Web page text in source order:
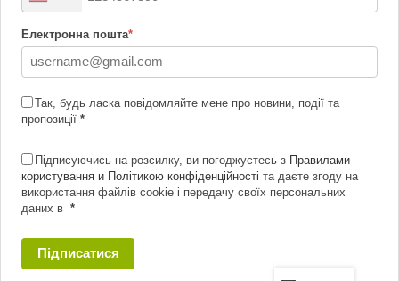
Електронна пошта*
Так, будь ласка повідомляйте мене про новини, події та
пропозиції *
Підписуючись на розсилку, ви погоджуєтесь з Правилами
користування и Політикою конфіденційності та даєте згоду на
використання файлів cookie і передачу своїх персональних
даних в *
Підписатися